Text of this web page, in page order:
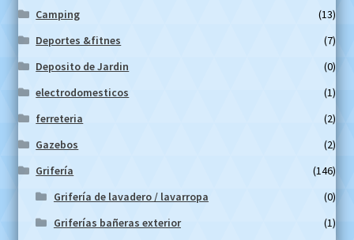
Camping
(13)
Deportes &fitnes
(7)
Deposito de Jardin
(0)
electrodomesticos
(1)
ferreteria
(2)
Gazebos
(2)
Grifería
(146)
Grifería de lavadero / lavarropa
(0)
Griferías bañeras exterior
(1)